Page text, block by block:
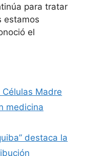
para tratar
estamos
el
Madre
medicina
destaca la